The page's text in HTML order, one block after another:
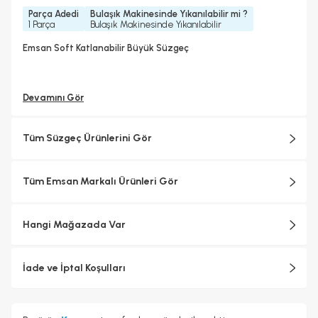
Parça Adedi
1 Parça
Bulaşık Makinesinde Yıkanılabilir mi ?
Bulaşık Makinesinde Yıkanılabilir
Emsan Soft Katlanabilir Büyük Süzgeç
Devamını Gör
Tüm Süzgeç Ürünlerini Gör
Tüm Emsan Markalı Ürünleri Gör
Hangi Mağazada Var
İade ve İptal Koşulları